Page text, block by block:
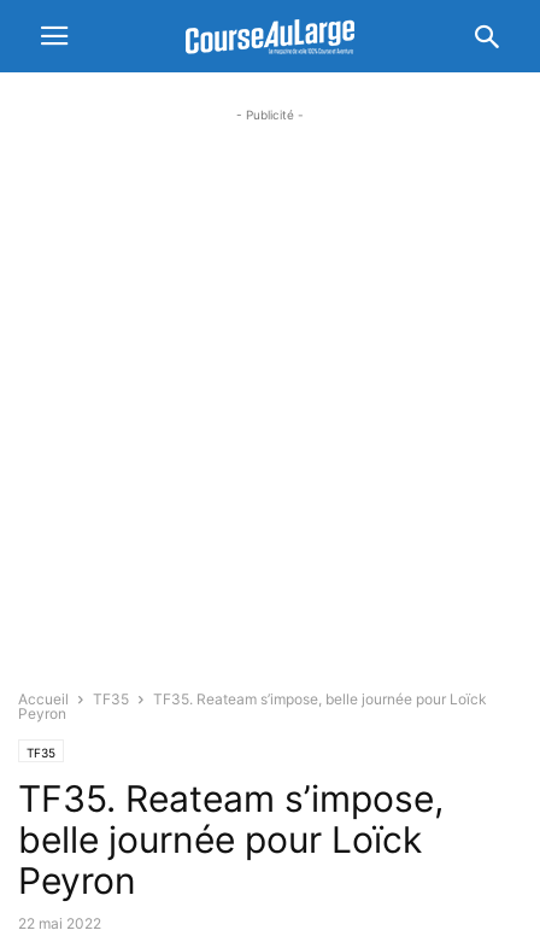
- Publicité -
Accueil TF35
TF35. Reateam s’impose, belle journée pour Loïck
Peyron
TF35
TF35. Reateam s’impose,
belle journée pour Loïck
Peyron
22 mai 2022